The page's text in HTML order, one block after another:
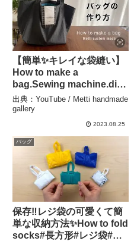
【簡単✨キレイな袋縫い】
How to make a
bag.Sewing machine.diy.
おしゃれで簡単なバッグを
一緒に作りましょう🌷 –
Metti handmade gallery
出典：YouTube / Metti handmade
gallery
2023.08.25
バッグ
保存‼レジ袋の可愛くて簡
単な収納方法✨How to fold
socks#長方形#レジ袋#ゴ